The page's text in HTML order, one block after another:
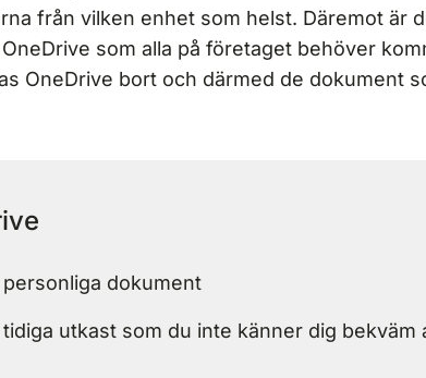
från vilken enhet som helst. Däremot är
som alla på företaget behöver
OneDrive bort och därmed de dokument
dokument
utkast som du inte känner dig bekväm